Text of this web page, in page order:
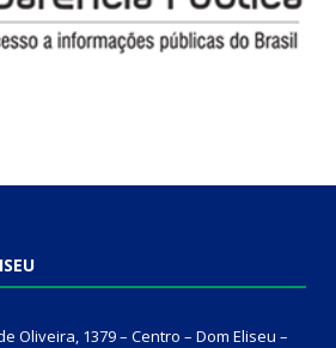
Oliveira, 1379 – Centro – Dom Eliseu –